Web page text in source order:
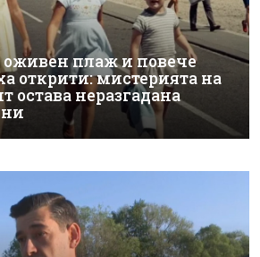
оживен плаж и повече
открити: мистерията на
остава неразгадана